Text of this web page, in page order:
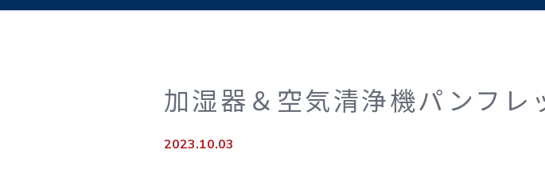
加湿器＆空気清浄機パンフレ
2023.10.03